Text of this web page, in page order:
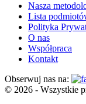
Nasza
Lista
Polityka
O nas
Współpraca
Kontakt
Obserwuj nas na:
© 2026 - Wszystkie